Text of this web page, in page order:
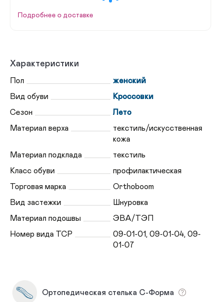
Подробнее о доставке
Характеристики
Пол
женский
Вид обуви
Кроссовки
Сезон
Лето
Материал верха
текстиль/искусственная
кожа
Материал подклада
текстиль
Класс обуви
профилактическая
Торговая марка
Orthoboom
Вид застежки
Шнуровка
Материал подошвы
ЭВА/ТЭП
Номер вида ТСР
09-01-01, 09-01-04, 09-
01-07
Ортопедическая стелька С-Форма